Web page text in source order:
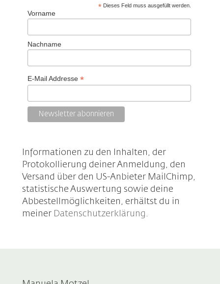
* Dieses Feld muss ausgefüllt werden.
Vorname
Nachname
E-Mail Addresse *
Informationen zu den Inhalten, der
Protokollierung deiner Anmeldung, den
Versand über den US-Anbieter MailChimp,
statistische Auswertung sowie deine
Abbestellmöglichkeiten, erhältst du in
meiner Datenschutzerklärung .